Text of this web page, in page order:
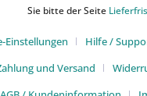
Sie bitte der Seite
Einstellungen Hilfe /
und Versand